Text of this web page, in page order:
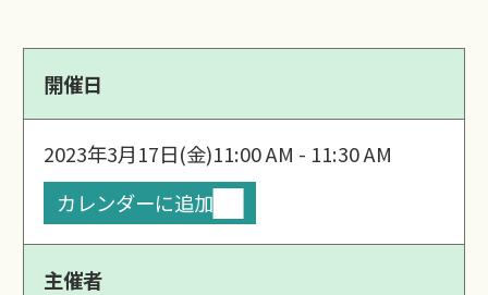
開催日
2023年3月17日(金)11:00 AM - 11:30 AM
カレンダーに追加
主催者